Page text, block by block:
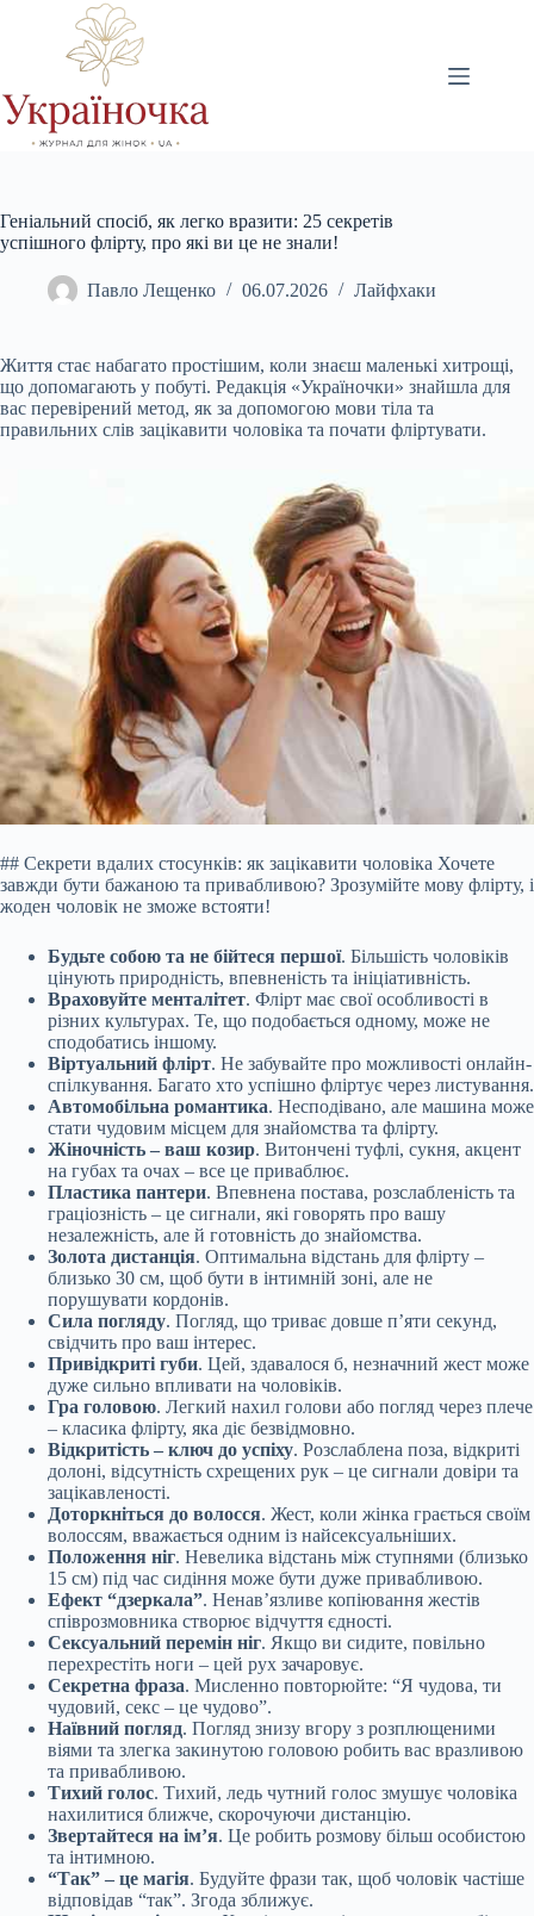
Геніальний спосіб, як легко вразити: 25 секретів
успішного флірту, про які ви це не знали!
Павло Лещенко 06.07.2026 Лайфхаки
Життя стає набагато простішим, коли знаєш маленькі хитрощі,
що допомагають у побуті. Редакція «Україночки» знайшла для
вас перевірений метод, як за допомогою мови тіла та
правильних слів зацікавити чоловіка та почати фліртувати.
## Секрети вдалих стосунків: як зацікавити чоловіка Хочете
завжди бути бажаною та привабливою? Зрозумійте мову флірту, і
жоден чоловік не зможе встояти!
Будьте собою та не бійтеся першої. Більшість чоловіків
цінують природність, впевненість та ініціативність.
Враховуйте менталітет. Флірт має свої особливості в
різних культурах. Те, що подобається одному, може не
сподобатись іншому.
Віртуальний флірт. Не забувайте про можливості онлайн-
спілкування. Багато хто успішно фліртує через листування.
Автомобільна романтика. Несподівано, але машина може
стати чудовим місцем для знайомства та флірту.
Жіночність – ваш козир. Витончені туфлі, сукня, акцент
на губах та очах – все це приваблює.
Пластика пантери. Впевнена постава, розслабленість та
граціозність – це сигнали, які говорять про вашу
незалежність, але й готовність до знайомства.
Золота дистанція. Оптимальна відстань для флірту –
близько 30 см, щоб бути в інтимній зоні, але не
порушувати кордонів.
Сила погляду. Погляд, що триває довше п’яти секунд,
свідчить про ваш інтерес.
Привідкриті губи. Цей, здавалося б, незначний жест може
дуже сильно впливати на чоловіків.
Гра головою. Легкий нахил голови або погляд через плече
– класика флірту, яка діє безвідмовно.
Відкритість – ключ до успіху. Розслаблена поза, відкриті
долоні, відсутність схрещених рук – це сигнали довіри та
зацікавленості.
Доторкніться до волосся. Жест, коли жінка грається своїм
волоссям, вважається одним із найсексуальніших.
Положення ніг. Невелика відстань між ступнями (близько
15 см) під час сидіння може бути дуже привабливою.
Ефект “дзеркала”. Ненав’язливе копіювання жестів
співрозмовника створює відчуття єдності.
Сексуальний перемін ніг. Якщо ви сидите, повільно
перехрестіть ноги – цей рух зачаровує.
Секретна фраза. Мисленно повторюйте: “Я чудова, ти
чудовий, секс – це чудово”.
Наївний погляд. Погляд знизу вгору з розплющеними
віями та злегка закинутою головою робить вас вразливою
та привабливою.
Тихий голос. Тихий, ледь чутний голос змушує чоловіка
нахилитися ближче, скорочуючи дистанцію.
Звертайтеся на ім’я. Це робить розмову більш особистою
та інтимною.
“Так” – це магія. Будуйте фрази так, щоб чоловік частіше
відповідав “так”. Згода зближує.